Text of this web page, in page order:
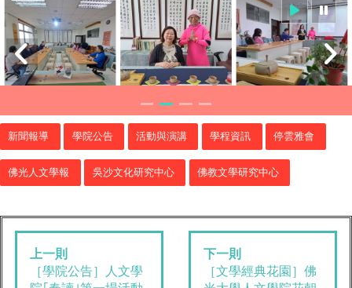
新聞報導 學院公告 活動與演講 學程資訊 停雲雅會
佛光人文學報 吳沙文化研究中心 佛教文學研究中心
上一則
​［學院公告］人文學
下一則
［文學經典花園］佛